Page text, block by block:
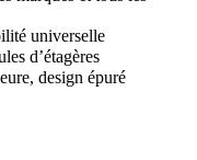
universelle
d’étagères
design épuré